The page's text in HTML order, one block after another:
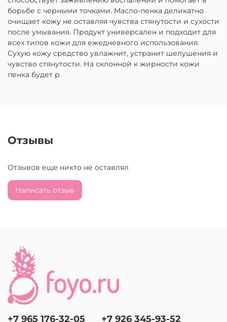
борьбе с черными точками. Масло-пенка деликатно
очищает кожу не оставляя чувства стянутости и сухости
после умывания. Продукт универсален и подходит для
всех типов кожи для ежедневного использования.
Сухую кожу средство увлажнит, устранит шелушения и
чувство стянутости. На склонной к жирности кожи
пенка будет р
Отзывы
Отзывов еще никто не оставлял
Написать отзыв
+7 965 176-32-05 +7 926 345-93-52